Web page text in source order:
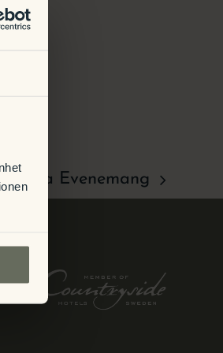
Nästa Evenemang